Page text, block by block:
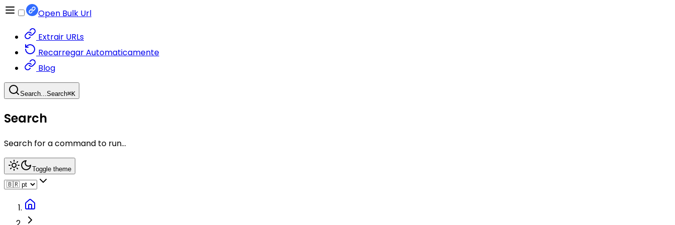
Open Bulk Url
Extrair URLs
Recarregar Automaticamente
Blog
Search...Search⌘K
Search
Search for a command to run...
Toggle theme